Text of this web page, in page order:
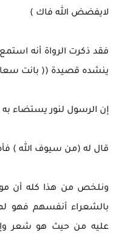
لايفضض الله فاك )
فقد ذكرت الرواة أنه
ينشده قصيدة (( بانت
إن الرسول لنور يستضاء
قال له (من سيوف الله )
ونلخص من هذا كله أن
بالشعراء أنفسهم فهو
عليه من حيث هو شعر